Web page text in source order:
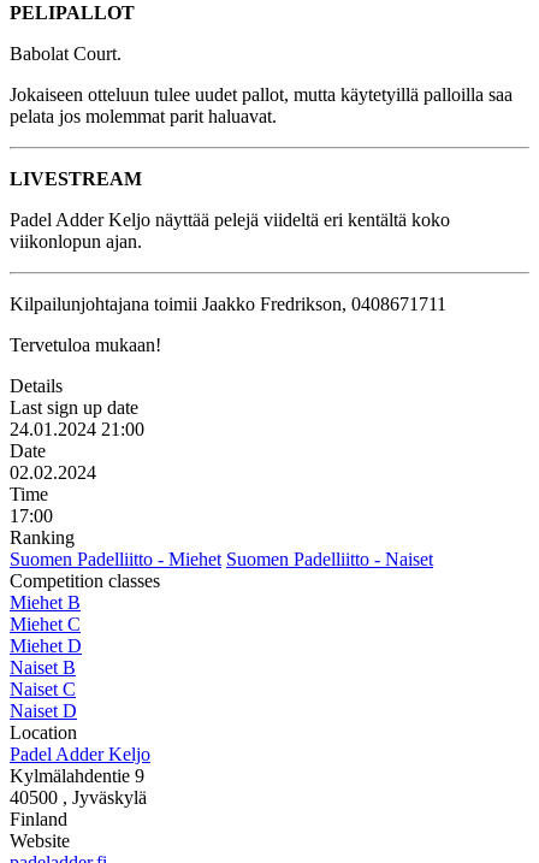
PELIPALLOT
Babolat Court.
Jokaiseen otteluun tulee uudet pallot, mutta käytetyillä palloilla saa
pelata jos molemmat parit haluavat.
LIVESTREAM
Padel Adder Keljo näyttää pelejä viideltä eri kentältä koko
viikonlopun ajan.
Kilpailunjohtajana toimii Jaakko Fredrikson, 0408671711
Tervetuloa mukaan!
Details
Last sign up date
24.01.2024 21:00
Date
02.02.2024
Time
17:00
Ranking
Suomen Padelliitto - Miehet Suomen Padelliitto - Naiset
Competition classes
Miehet B
Miehet C
Miehet D
Naiset B
Naiset C
Naiset D
Location
Padel Adder Keljo
Kylmälahdentie 9
40500 , Jyväskylä
Finland
Website